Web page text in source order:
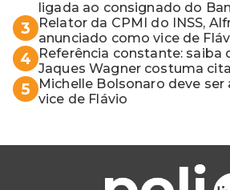
ligada ao consignado do
3
Relator da CPMI do INSS,
anunciado como vice de
4
Referência constante: saiba
Jaques Wagner costuma
5
Michelle Bolsonaro deve
vice de Flávio